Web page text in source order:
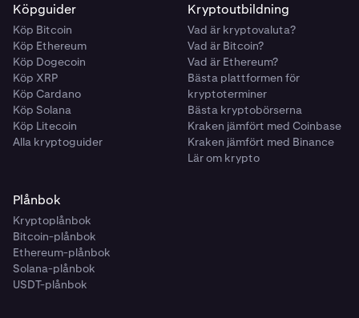
Köpguider
Köp Bitcoin
Köp Ethereum
Köp Dogecoin
Köp XRP
Köp Cardano
Köp Solana
Köp Litecoin
Alla kryptoguider
Kryptoutbildning
Vad är kryptovaluta?
Vad är Bitcoin?
Vad är Ethereum?
Bästa plattformen för
kryptoterminer
Bästa kryptobörserna
Kraken jämfört med Coinbase
Kraken jämfört med Binance
Lär om krypto
Plånbok
Kryptoplånbok
Bitcoin-plånbok
Ethereum-plånbok
Solana-plånbok
USDT-plånbok